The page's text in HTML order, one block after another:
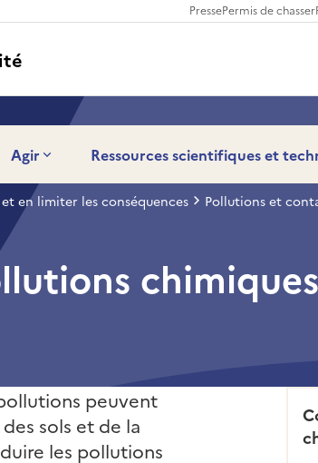
PressePermis de chasser
Agir Ressources scientifiques et
en limiter les conséquences
Pollutions et
chimiques
peuvent
sols et de la
les pollutions